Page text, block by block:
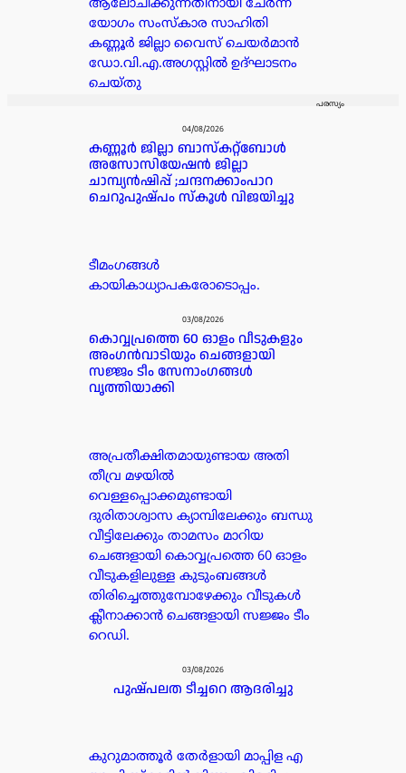
ആലോചിക്കുന്നതിനായി ചേർന്ന
യോഗം സംസ്കാര സാഹിതി
കണ്ണൂർ ജില്ലാ വൈസ് ചെയർമാൻ
ഡോ.വി.എ.അഗസ്റ്റിൽ ഉദ്ഘാടനം
ചെയ്തു
പരസ്യം
04/08/2026
കണ്ണൂർ ജില്ലാ ബാസ്കറ്റ്ബോൾ
അസോസിയേഷൻ ജില്ലാ
ചാമ്പ്യൻഷിപ്പ് ;ചന്ദനക്കാംപാറ
ചെറുപുഷ്പം സ്കൂൾ വിജയിച്ചു
ടീമംഗങ്ങൾ
കായികാധ്യാപകരോടൊപ്പം.
03/08/2026
കൊവ്വപ്രത്തെ 60 ഓളം വീടുകളും
അംഗൻവാടിയും ചെങ്ങളായി
സജ്ജം ടീം സേനാംഗങ്ങൾ
വൃത്തിയാക്കി
അപ്രതീക്ഷിതമായുണ്ടായ അതി
തീവ്ര മഴയിൽ
വെള്ളപ്പൊക്കമുണ്ടായി
ദുരിതാശ്വാസ ക്യാമ്പിലേക്കും ബന്ധു
വീട്ടിലേക്കും താമസം മാറിയ
ചെങ്ങളായി കൊവ്വപ്രത്തെ 60 ഓളം
വീടുകളിലുള്ള കുടുംബങ്ങൾ
തിരിച്ചെത്തുമ്പോഴേക്കും വീടുകൾ
ക്ലീനാക്കാൻ ചെങ്ങളായി സജ്ജം ടീം
റെഡി.
03/08/2026
പുഷ്പലത ടീച്ചറെ ആദരിച്ചു
കുറുമാത്തൂർ തേർളായി മാപ്പിള എ